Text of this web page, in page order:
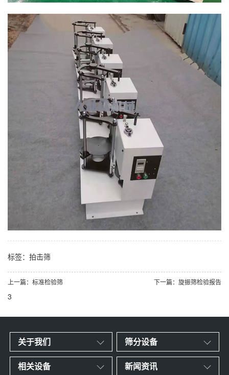
标签：拍击筛
上一篇：标准检验筛 下一篇：旋振筛检验报告
3
关于我们 筛分设备
相关设备 新闻资讯